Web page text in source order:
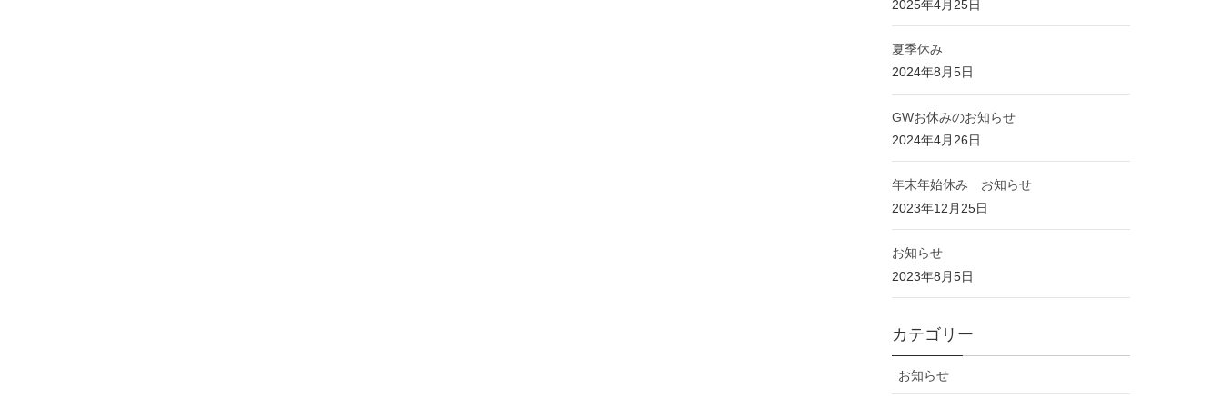
2025年4月25日
夏季休み
2024年8月5日
GWお休みのお知らせ
2024年4月26日
年末年始休み お知らせ
2023年12月25日
お知らせ
2023年8月5日
カテゴリー
お知らせ